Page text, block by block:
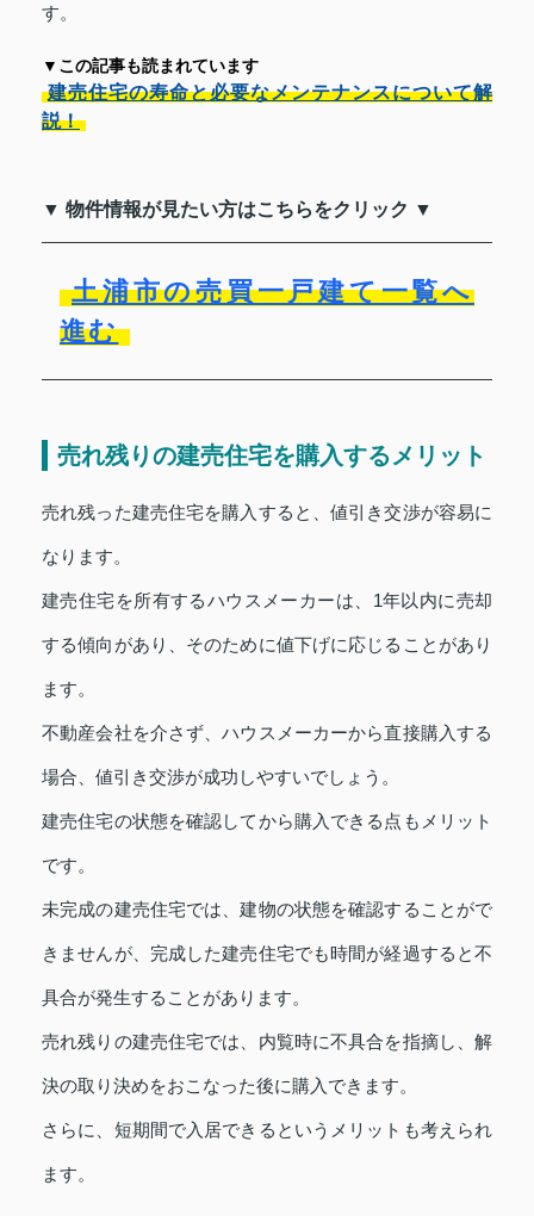
す。
▼この記事も読まれています
建売住宅の寿命と必要なメンテナンスについて解
説！
▼ 物件情報が見たい方はこちらをクリック ▼
土浦市の売買一戸建て一覧へ
進む
売れ残りの建売住宅を購入するメリット
売れ残った建売住宅を購入すると、値引き交渉が容易に
なります。
建売住宅を所有するハウスメーカーは、1年以内に売却
する傾向があり、そのために値下げに応じることがあり
ます。
不動産会社を介さず、ハウスメーカーから直接購入する
場合、値引き交渉が成功しやすいでしょう。
建売住宅の状態を確認してから購入できる点もメリット
です。
未完成の建売住宅では、建物の状態を確認することがで
きませんが、完成した建売住宅でも時間が経過すると不
具合が発生することがあります。
売れ残りの建売住宅では、内覧時に不具合を指摘し、解
決の取り決めをおこなった後に購入できます。
さらに、短期間で入居できるというメリットも考えられ
ます。